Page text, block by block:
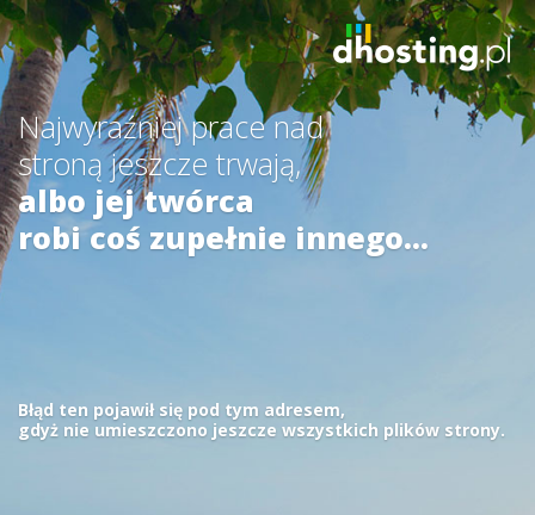
Najwyraźniej prace nad
stroną jeszcze trwają,
albo jej twórca
robi coś zupełnie innego...
Błąd ten pojawił się pod tym adresem,
gdyż nie umieszczono jeszcze wszystkich plików strony.